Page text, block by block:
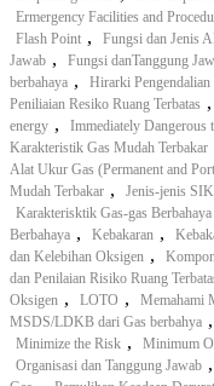
Ermergency Facilities and
Flash Point , Fungsi dan Jenis
Jawab , Fungsi danTanggung
berbahaya , Hirarki
Peniliaian Resiko Ruang Terbatas ,
energy , Immediately
Karakteristik Gas Mudah Terbakar
Alat Ukur Gas (Permanent and
Mudah Terbakar , Jenis-jenis
Karakterisktik Gas-gas
Berbahaya , Kebakaran ,
dan Kelebihan Oksigen ,
dan Penilaian Risiko Ruang
Oksigen , LOTO , Memahami
MSDS/LDKB dari Gas berbahya ,
Minimize the Risk , Minimum
Organisasi dan Tanggung Jawab ,